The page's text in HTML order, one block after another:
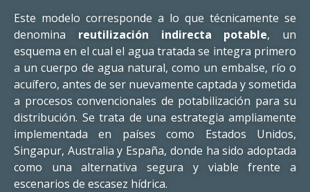
Este modelo corresponde a lo que técnicamente se
denomina reutilización indirecta potable, un
esquema en el cual el agua tratada se integra primero
a un cuerpo de agua natural, como un embalse, río o
acuífero, antes de ser nuevamente captada y sometida
a procesos convencionales de potabilización para su
distribución. Se trata de una estrategia ampliamente
implementada en países como Estados Unidos,
Singapur, Australia y España, donde ha sido adoptada
como una alternativa segura y viable frente a
escenarios de escasez hídrica.